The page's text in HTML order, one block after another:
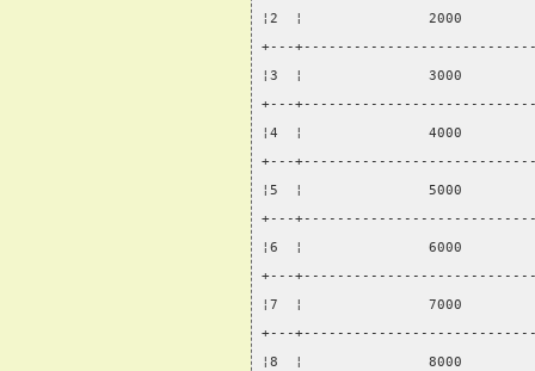
¦2  ¦               2000
+---
¦3  ¦               3000
+---
¦4  ¦               4000
+---
¦5  ¦               5000
+---
¦6  ¦               6000
+---
¦7  ¦               7000
+---
¦8  ¦               8000